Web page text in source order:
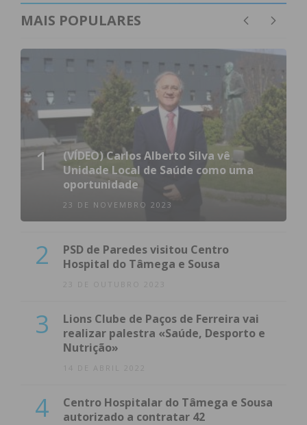
MAIS POPULARES
1
(VÍDEO) Carlos Alberto Silva vê
Unidade Local de Saúde como uma
oportunidade
23 DE NOVEMBRO 2023
2
PSD de Paredes visitou Centro
Hospital do Tâmega e Sousa
23 DE OUTUBRO 2023
3
Lions Clube de Paços de Ferreira vai
realizar palestra «Saúde, Desporto e
Nutrição»
14 DE ABRIL 2022
4
Centro Hospitalar do Tâmega e Sousa
autorizado a contratar 42